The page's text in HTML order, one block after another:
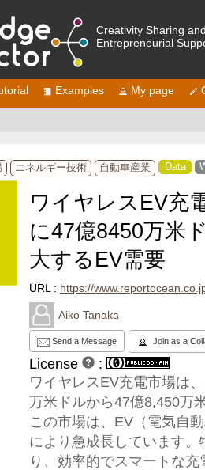
Creativity Sharing
Entrepreneurial
Examples My page
エネルギー技術 自動車産業 Data
ワイヤレスEV充
に47億8450万米
大するEV需要
URL : https://www.reportocean.co.jp/
Aiko Tanaka
Send a Message Join as a
License
:
ワイヤレスEV充電市場は
万米ドルから47億8,450万
この市場は、EV（電気自
により急成長しています
り、効率的でスマートな